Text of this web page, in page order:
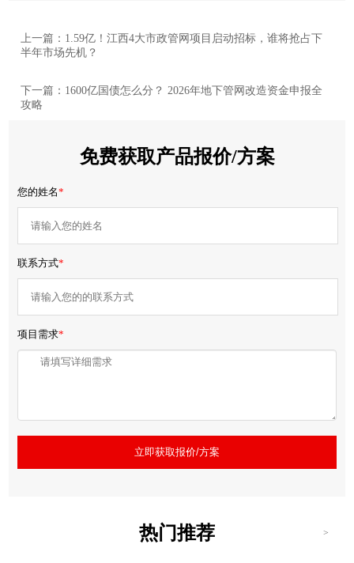
上一篇：1.59亿！江西4大市政管网项目启动招标，谁将抢占下
半年市场先机？
下一篇：1600亿国债怎么分？ 2026年地下管网改造资金申报全
攻略
免费获取产品报价/方案
您的姓名*
联系方式*
项目需求*
立即获取报价/方案
热门推荐 >